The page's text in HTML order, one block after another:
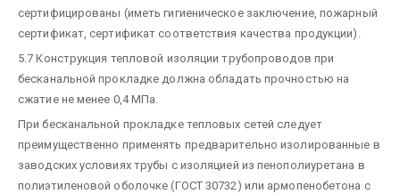
сертифицированы (иметь гигиеническое заключение, пожарный
сертификат, сертификат соответствия качества продукции).
5.7 Конструкция тепловой изоляции трубопроводов при
бесканальной прокладке должна обладать прочностью на
сжатие не менее 0,4 МПа.
При бесканальной прокладке тепловых сетей следует
преимущественно применять предварительно изолированные в
заводских условиях трубы с изоляцией из пенополиуретана в
полиэтиленовой оболочке (ГОСТ 30732) или армопенобетона с